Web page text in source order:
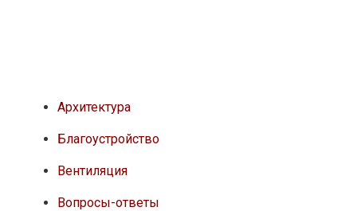
Архитектура
Благоустройство
Вентиляция
Вопросы-ответы